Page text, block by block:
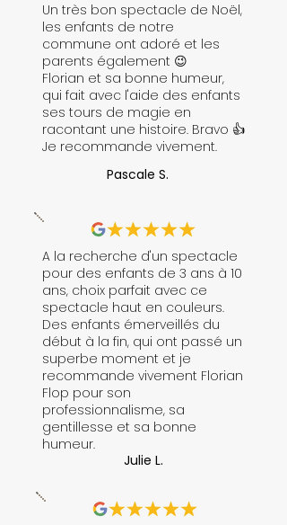
Un très bon spectacle de Noël,
les enfants de notre
commune ont adoré et les
parents également 😉
Florian et sa bonne humeur,
qui fait avec l'aide des enfants
ses tours de magie en
racontant une histoire. Bravo 👍
Je recommande vivement.
Pascale S.
Julie L.
A la recherche d'un spectacle
pour des enfants de 3 ans à 10
ans, choix parfait avec ce
spectacle haut en couleurs.
Des enfants émerveillés du
début à la fin, qui ont passé un
superbe moment et je
recommande vivement Florian
Flop pour son
professionnalisme, sa
gentillesse et sa bonne
humeur.